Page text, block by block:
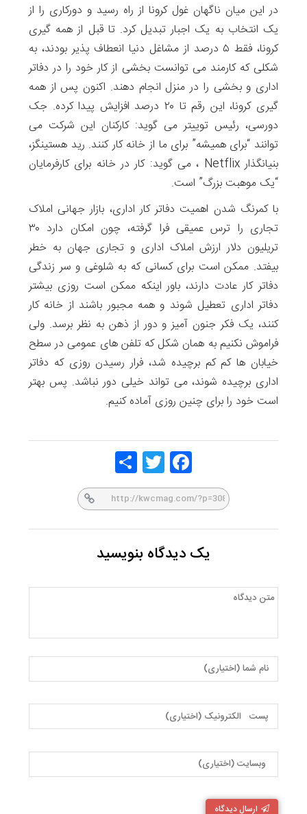
در این میان ناگهان غول کرونا از راه رسید و دورکاری را از
یک انتخاب به یک اجبار تبدیل کرد. تا قبل از همه گیری
کرونا، فقط ۵ درصد از مشاغل دنیا انعطاف پذیر بودند، به
شکلی که کارمند می توانست بخشی از کار خود را در دفاتر
اداری و بخشی را در منزل انجام دهند. اکنون پس از همه
گیری کرونا، این رقم تا ۲۰ درصد افزایش پیدا کرده. جک
دورسی، رئیس توییتر می گوید: کارکنان این شرکت می
توانند “برای همیشه” برای ما از خانه کار کنند. رید هستینگز،
بنیانگذار Netflix ، می گوید: کار در خانه برای کارفرمایان
“یک موهبت بزرگ” است.
با کمرنگ شدن اهمیت دفاتر کار اداری، بازار جهانی املاک
تجاری را ترس عمیقی فرا گرفته، چون امکان دارد ۳۰
تریلیون دلار ارزش املاک اداری و تجاری جهان به خطر
بیفتد. ممکن است برای کسانی که به شلوغی و سر زندگی
دفاتر کار عادت دارند، باور اینکه ممکن است روزی بیشتر
دفاتر اداری تعطیل شوند و همه مجبور باشند از خانه کار
کنند، یک فکر جنون آمیز و دور از ذهن به نظر برسد. ولی
فراموش نکنیم به همان شکل که تلفن های عمومی در سطح
خیابان ها کم کم برچیده شد، فرار رسیدن روزی که دفاتر
اداری برچیده شوند، می تواند خیلی دور نباشد. پس بهتر
است خود را برای چنین روزی آماده کنیم.
Face
Twitt
یک دیدگاه بنویسید
ارسال دیدگاه